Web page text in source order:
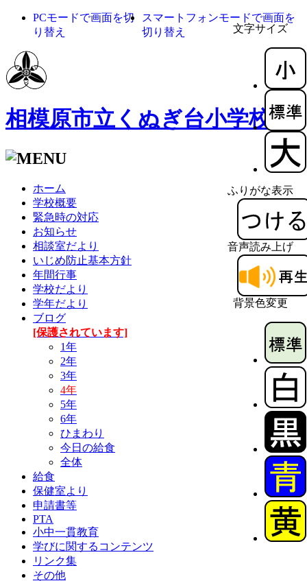
文字サイズ
ふりがな表示
音声読み上げ
背景色変更
PCモードで画面を切
り替え
スマートフォンモードで画面を
切り替え
相模原市立くぬぎ台小学校
ホーム
学校概要
緊急時の対応
お知らせ
相談室だより
いじめ防止基本方針
年間行事
学校だより
学年だより
ブログ
[保護されています]
1年
2年
3年
4年
5年
6年
ひまわり
今日の給食
全体
給食
保健室より
申請書等
PTA
小中一貫教育
学びに関するコンテンツ
リンク集
その他